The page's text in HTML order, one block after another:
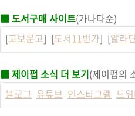
■ 도서구매 사이트(가나다순)
[교보문고] [도서11번가] [알라딘
■ 제이펍 소식 더 보기(제이펍의
블로그 유튜브 인스타그램 트